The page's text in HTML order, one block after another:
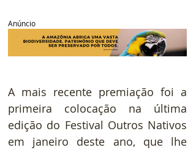
Anúncio
A mais recente premiação foi a
primeira colocação na última
edição do Festival Outros Nativos
em janeiro deste ano, que lhe